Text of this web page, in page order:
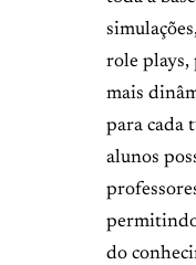
role plays,
mais
para cada
alunos
do